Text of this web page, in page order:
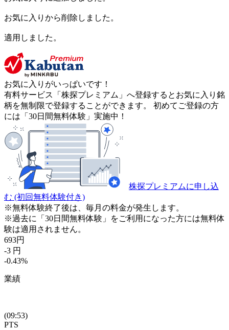
お気に入りから削除しました。
適用しました。
お気に入りがいっぱいです！
有料サービス「株探プレミアム」へ登録するとお気に入り銘
柄を無制限で登録することができます。 初めてご登録の方
には「30日間無料体験」実施中！
株探プレミアムに申し込
む (初回無料体験付き)
※無料体験終了後は、毎月の料金が発生します。
※過去に「30日間無料体験」をご利用になった方には無料体
験は適用されません。
693円
-3 円
-0.43%
業績
(09:53)
PTS